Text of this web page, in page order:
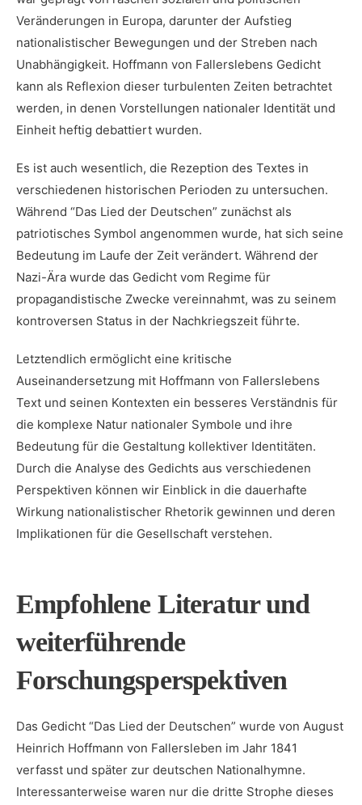
Veränderungen in Europa, darunter der Aufstieg
nationalistischer Bewegungen und der Streben nach
Unabhängigkeit. Hoffmann von Fallerslebens Gedicht
kann als Reflexion dieser turbulenten Zeiten betrachtet
werden, in denen Vorstellungen nationaler Identität und
Einheit heftig debattiert wurden.
Es ist auch wesentlich, die Rezeption des Textes in
verschiedenen historischen Perioden zu untersuchen.
Während “Das Lied der Deutschen” zunächst als
patriotisches Symbol angenommen wurde, hat sich seine
Bedeutung im Laufe der Zeit verändert. Während der
Nazi-Ära wurde das Gedicht vom Regime für
propagandistische Zwecke vereinnahmt, was zu seinem
kontroversen Status in der Nachkriegszeit führte.
Letztendlich ermöglicht eine kritische
Auseinandersetzung mit Hoffmann von Fallerslebens
Text und seinen Kontexten ein besseres Verständnis für
die komplexe Natur nationaler Symbole und ihre
Bedeutung für die Gestaltung kollektiver Identitäten.
Durch die Analyse des Gedichts aus verschiedenen
Perspektiven können wir Einblick in die dauerhafte
Wirkung nationalistischer Rhetorik gewinnen und deren
Implikationen für die Gesellschaft verstehen.
Empfohlene Literatur und
weiterführende
Forschungsperspektiven
Das Gedicht “Das ‍Lied⁤ der Deutschen” wurde von​ August
Heinrich Hoffmann von Fallersleben im Jahr 1841​
verfasst und später zur deutschen Nationalhymne. ​
Interessanterweise waren nur die dritte Strophe dieses